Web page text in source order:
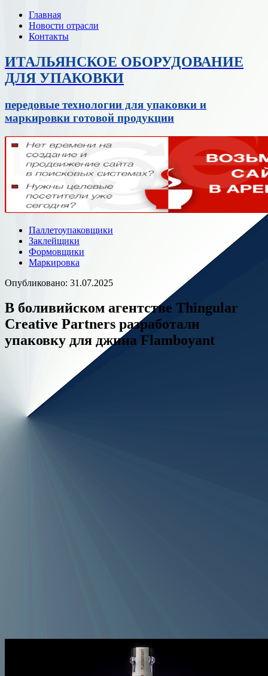
Главная
Новости отрасли
Контакты
ИТАЛЬЯНСКОЕ ОБОРУДОВАНИЕ
ДЛЯ УПАКОВКИ
передовые технологии для упаковки и
маркировки готовой продукции
Паллетоупаковщики
Заклейщики
Формовщики
Маркировка
Опубликовано: 31.07.2025
В боливийском агентстве Thingular
Creative Partners разработали
упаковку для джина Flamboyant